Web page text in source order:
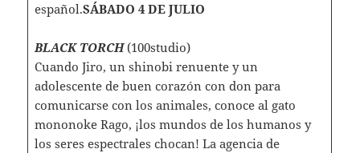
español.SÁBADO 4 DE JULIO
BLACK TORCH(100studio)
Cuando Jiro, un shinobi renuente y un
adolescente de buen corazón con don para
comunicarse con los animales, conoce al gato
mononoke Rago, ¡los mundos de los humanos y
los seres espectrales chocan! La agencia de